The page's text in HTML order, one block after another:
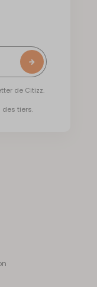
de Citizz.
tiers.